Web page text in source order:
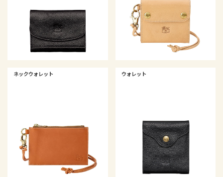
ネックウォレット ウォレット